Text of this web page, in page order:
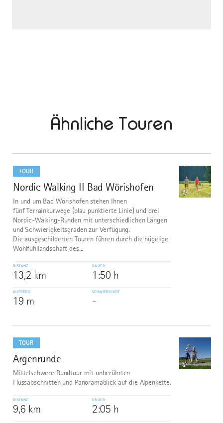
Ähnliche Touren
TOUR
1
Nordic Walking II Bad Wörishofen
©
In und um Bad Wörishofen stehen Ihnen
fünf Terrainkurwege (blau punktierte Linie) und drei
Nordic-Walking-Runden mit unterschiedlichen Längen
und Schwierigkeitsgraden zur Verfügung.
Die ausgeschilderten Touren führen durch die hügelige
Wohlfühllandschaft des...
DISTANZ
13,2 km
DAUER
1:50 h
AUFSTIEG
19 m
SCHWIERIGKEIT
-
dazu
TOUR
2
Argenrunde
©
Mittelschwere Rundtour mit unberührten
Flussabschnitten und Panoramablick auf die Alpenkette.
DISTANZ
9,6 km
DAUER
2:05 h
dazu